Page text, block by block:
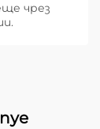
чрез